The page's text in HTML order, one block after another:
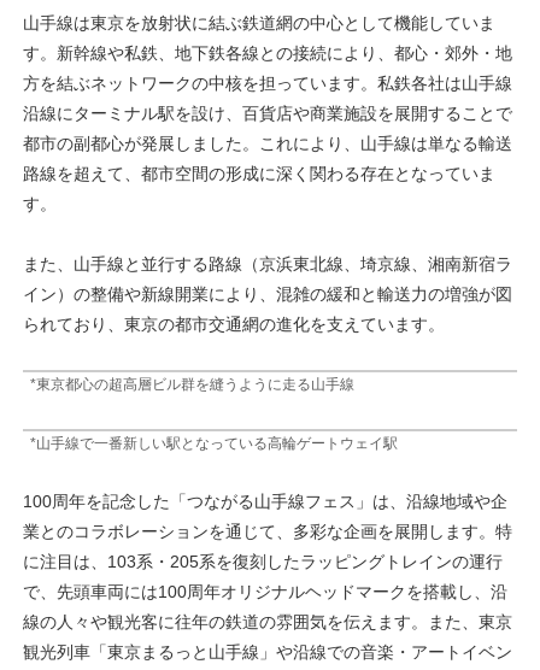
山手線は東京を放射状に結ぶ鉄道網の中心として機能していま
す。新幹線や私鉄、地下鉄各線との接続により、都心・郊外・地
方を結ぶネットワークの中核を担っています。私鉄各社は山手線
沿線にターミナル駅を設け、百貨店や商業施設を展開することで
都市の副都心が発展しました。これにより、山手線は単なる輸送
路線を超えて、都市空間の形成に深く関わる存在となっていま
す。
また、山手線と並行する路線（京浜東北線、埼京線、湘南新宿ラ
イン）の整備や新線開業により、混雑の緩和と輸送力の増強が図
られており、東京の都市交通網の進化を支えています。
*東京都心の超高層ビル群を縫うように走る山手線
*山手線で一番新しい駅となっている高輪ゲートウェイ駅
100周年を記念した「つながる山手線フェス」は、沿線地域や企
業とのコラボレーションを通じて、多彩な企画を展開します。特
に注目は、103系・205系を復刻したラッピングトレインの運行
で、先頭車両には100周年オリジナルヘッドマークを搭載し、沿
線の人々や観光客に往年の鉄道の雰囲気を伝えます。また、東京
観光列車「東京まるっと山手線」や沿線での音楽・アートイベン